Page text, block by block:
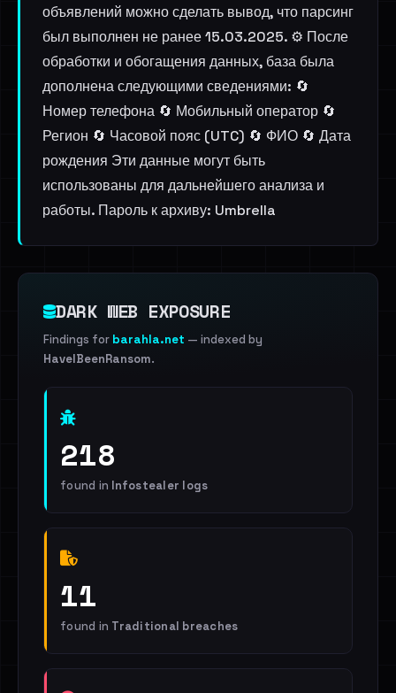
объявлений можно сделать вывод, что парсинг
был выполнен не ранее 15.03.2025. ⚙️ После
обработки и обогащения данных, база была
дополнена следующими сведениями: 🔄
Номер телефона 🔄 Мобильный оператор 🔄
Регион 🔄 Часовой пояс (UTC) 🔄 ФИО 🔄 Дата
рождения Эти данные могут быть
использованы для дальнейшего анализа и
работы. Пароль к архиву: Umbrella
DARK WEB EXPOSURE
Findings for barahla.net — indexed by
HaveIBeenRansom.
218
found in Infostealer logs
11
found in Traditional breaches